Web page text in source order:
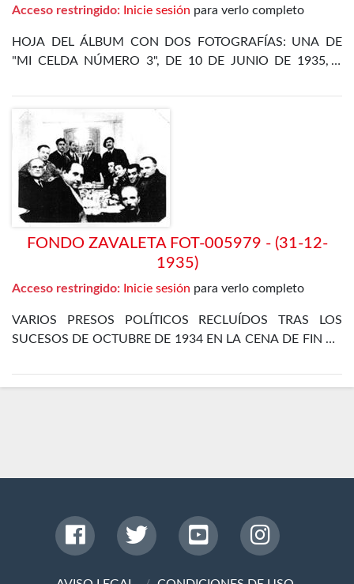
Acceso restringido: Inicie sesión para verlo completo
HOJA DEL ÁLBUM CON DOS FOTOGRAFÍAS: UNA DE
"MI CELDA NÚMERO 3", DE 10 DE JUNIO DE 1935, Y
DEPARTAMENTO ESPECIAL, DE 31 DE DICIEMBRE DE
1935
FONDO ZAVALETA FOT-005979 - (31-12-
1935)
Acceso restringido: Inicie sesión para verlo completo
VARIOS PRESOS POLÍTICOS RECLUÍDOS TRAS LOS
SUCESOS DE OCTUBRE DE 1934 EN LA CENA DE FIN DE
DE MADRID